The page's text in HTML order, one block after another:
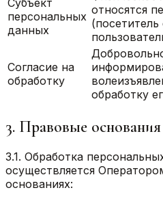
персональных
данных
относятся
(посетитель
Согласие на
обработку
обработку
3. Правовые
3.1. Обработка
осуществляется
основаниях: